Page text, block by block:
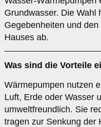
Grundwasser. Die Wahl
Gegebenheiten und
Hauses ab.
Was sind die Vorteile
Wärmepumpen nutzen
Luft, Erde oder Wasser
umweltfreundlich. Sie
tragen zur Senkung der